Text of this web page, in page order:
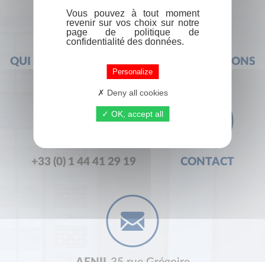
QUI SOMMES-NOUS ? FOIRE AUX QUESTIONS
+33 (0) 1 44 41 29 19 CONTACT
Vous pouvez à tout moment
revenir sur vos choix sur notre
page de politique de
confidentialité des données.
Personalize
Deny all cookies
OK, accept all